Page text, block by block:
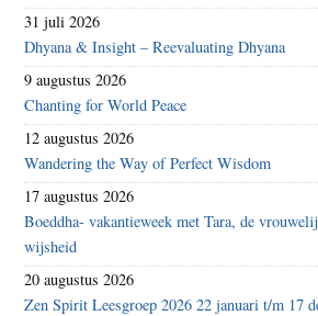
31 juli 2026
Dhyana & Insight – Reevaluating Dhyana
9 augustus 2026
Chanting for World Peace
12 augustus 2026
Wandering the Way of Perfect Wisdom
17 augustus 2026
Boeddha- vakantieweek met Tara, de
wijsheid
20 augustus 2026
Zen Spirit Leesgroep 2026 22 januari t/m 17